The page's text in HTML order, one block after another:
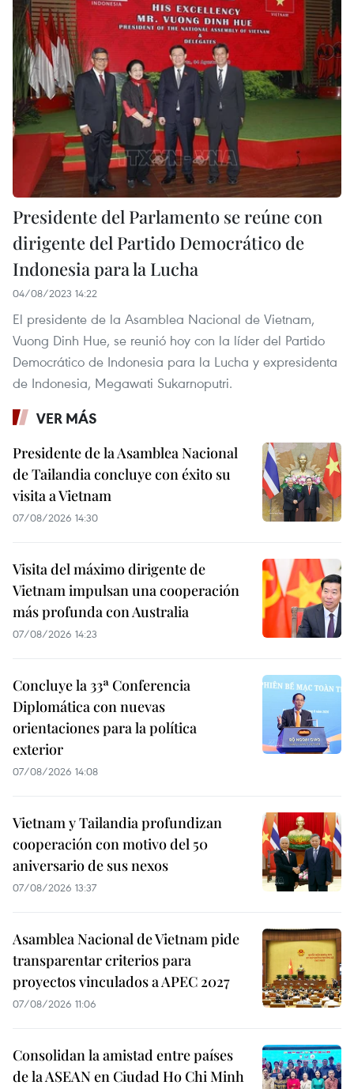
Presidente del Parlamento se reúne con
dirigente del Partido Democrático de
Indonesia para la Lucha
04/08/2023 14:22
El presidente de la Asamblea Nacional de Vietnam,
Vuong Dinh Hue, se reunió hoy con la líder del Partido
Democrático de Indonesia para la Lucha y expresidenta
de Indonesia, Megawati Sukarnoputri.
VER MÁS
Presidente de la Asamblea Nacional
de Tailandia concluye con éxito su
visita a Vietnam
07/08/2026 14:30
Visita del máximo dirigente de
Vietnam impulsan una cooperación
más profunda con Australia
07/08/2026 14:23
Concluye la 33ª Conferencia
Diplomática con nuevas
orientaciones para la política
exterior
07/08/2026 14:08
Vietnam y Tailandia profundizan
cooperación con motivo del 50
aniversario de sus nexos
07/08/2026 13:37
Asamblea Nacional de Vietnam pide
transparentar criterios para
proyectos vinculados a APEC 2027
07/08/2026 11:06
Consolidan la amistad entre países
de la ASEAN en Ciudad Ho Chi Minh